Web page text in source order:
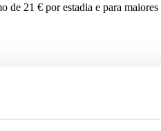
21 € por estadia e para maiores